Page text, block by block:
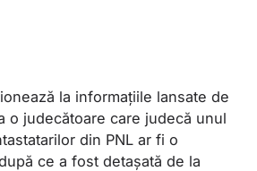
la informațiile lansate de
o judecătoare care judecă unul
din PNL ar fi o
ce a fost detașată de la